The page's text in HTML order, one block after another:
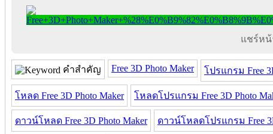
แชร์หน้
คำสำคัญ Free 3D Photo Maker โปรแกรม Free
โหลด Free 3D Photo Maker โหลดโปรแกรม Free 3D Photo
ดาวน์โหลด Free 3D Photo Maker ดาวน์โหลดโปรแกรม Free